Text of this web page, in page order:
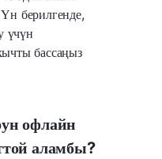
берилгенде,
үчүн
бассаңыз
офлайн
аламбы?